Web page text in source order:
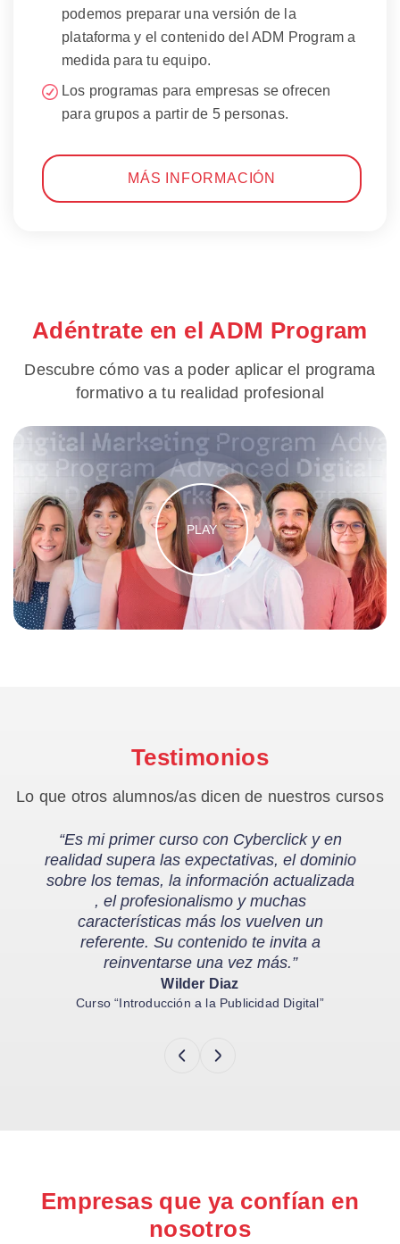
podemos preparar una versión de la
plataforma y el contenido del ADM Program a
medida para tu equipo.
Los programas para empresas se ofrecen
para grupos a partir de 5 personas.
MÁS INFORMACIÓN
Adéntrate en el ADM Program
Descubre cómo vas a poder aplicar el programa
formativo a tu realidad profesional
PLAY
Testimonios
Lo que otros alumnos/as dicen de nuestros cursos
“Es mi primer curso con Cyberclick y en
realidad supera las expectativas, el dominio
sobre los temas, la información actualizada
, el profesionalismo y muchas
características más los vuelven un
referente. Su contenido te invita a
reinventarse una vez más.”
Wilder Diaz
Curso “Introducción a la Publicidad Digital”
Empresas que ya confían en
nosotros